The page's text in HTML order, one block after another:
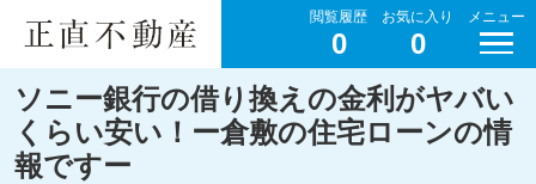
閲覧履歴
0
お気に入り
0
メニュー
ソニー銀行の借り換えの金利がヤバい
くらい安い！ー倉敷の住宅ローンの情
報ですー